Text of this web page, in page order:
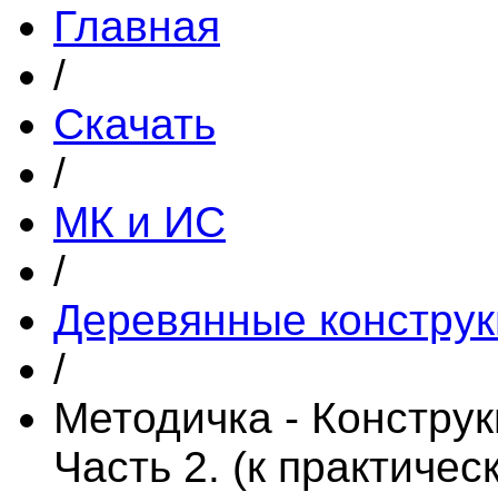
Главная
/
Скачать
/
МК и ИС
/
Деревянные
/
Методичка -
Часть 2. (к